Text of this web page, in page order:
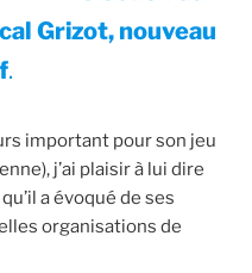
Grizot, nouveau
.
important pour son jeu
j’ai plaisir à lui dire
a évoqué de ses
organisations de